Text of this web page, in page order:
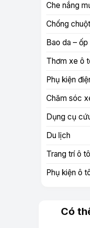
Che nắng
Chống
Bao da –
Thơm xe ô
Phụ kiện
Chăm sóc
Dụng cụ
Du lịch
Trang trí ô tô
Phụ kiện ô
Có